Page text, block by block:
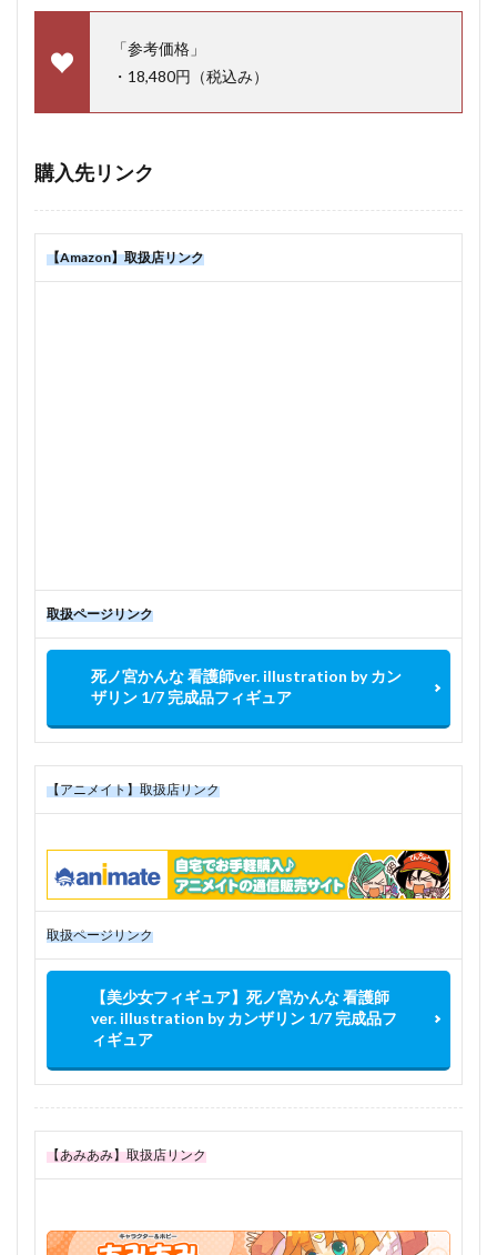
「参考価格」
・18,480円（税込み）
購入先リンク
【Amazon】取扱店リンク
取扱ページリンク
死ノ宮かんな 看護師ver. illustration by カン
ザリン 1/7 完成品フィギュア
【アニメイト】取扱店リンク
取扱ページリンク
【美少女フィギュア】死ノ宮かんな 看護師
ver. illustration by カンザリン 1/7 完成品フ
ィギュア
【あみあみ】取扱店リンク